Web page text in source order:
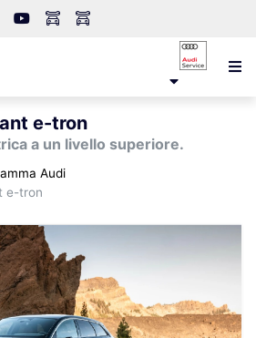
e-tron
a un livello superiore.
Audi
e-tron